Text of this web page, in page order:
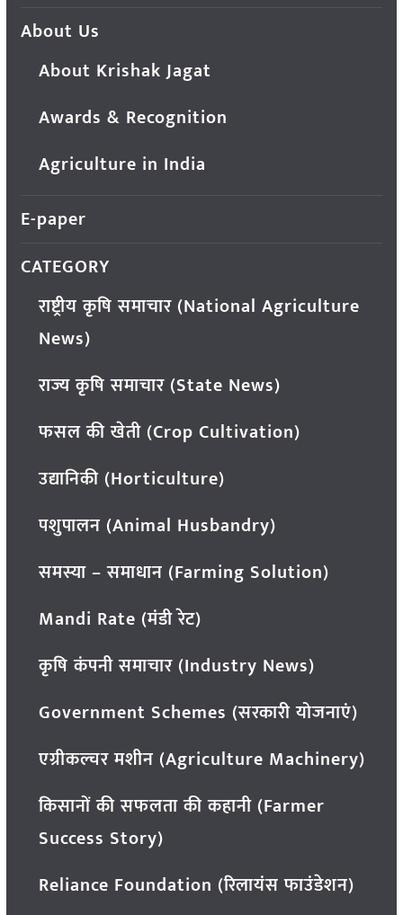
About Us
About Krishak Jagat
Awards & Recognition
Agriculture in India
E-paper
CATEGORY
राष्ट्रीय कृषि समाचार (National Agriculture
News)
राज्य कृषि समाचार (State News)
फसल की खेती (Crop Cultivation)
उद्यानिकी (Horticulture)
पशुपालन (Animal Husbandry)
समस्या – समाधान (Farming Solution)
Mandi Rate (मंडी रेट)
कृषि कंपनी समाचार (Industry News)
Government Schemes (सरकारी योजनाएं)
एग्रीकल्चर मशीन (Agriculture Machinery)
किसानों की सफलता की कहानी (Farmer
Success Story)
Reliance Foundation (रिलायंस फाउंडेशन)